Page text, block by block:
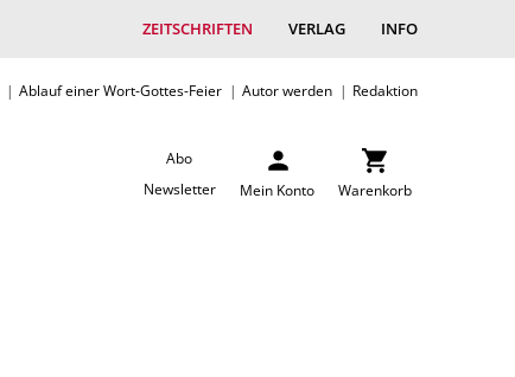
ZEITSCHRIFTEN VERLAG INFO
Ablauf einer Wort-Gottes-Feier Autor werden Redaktion
Abo
Newsletter
Mein Konto Warenkorb